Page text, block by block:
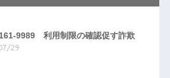
9989 利用制限の確認促す詐欺
29